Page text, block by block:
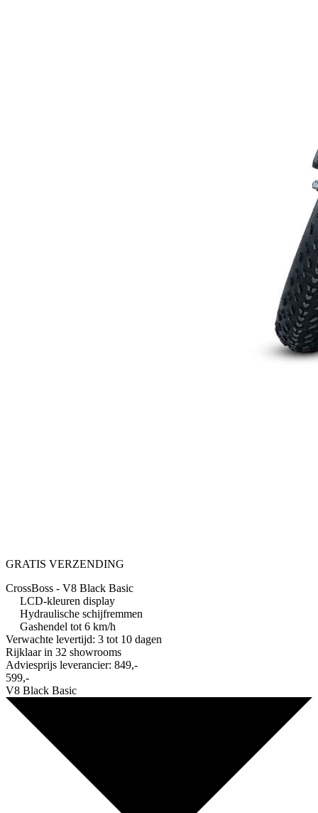
GRATIS VERZENDING
CrossBoss - V8 Black Basic
LCD-kleuren display
Hydraulische schijfremmen
Gashendel tot 6 km/h
Verwachte levertijd: 3 tot 10 dagen
Rijklaar in 32 showrooms
Adviesprijs leverancier: 849,-
599,-
V8 Black Basic